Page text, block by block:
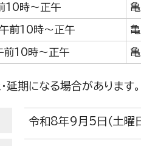
10時～正午
前10時～正午
前10時～正午
延期になる場合があります。
令和8年9月5日（土曜